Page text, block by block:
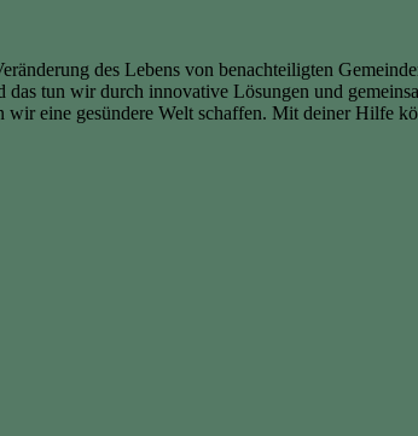
des Lebens von benachteiligten
tun wir durch innovative Lösungen und
eine gesündere Welt schaffen. Mit deiner Hilfe